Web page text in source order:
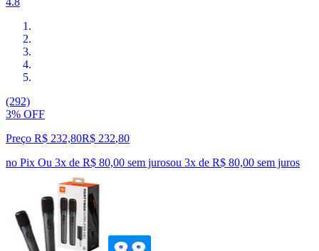
(292)
3% OFF
Preço R$ 232,80R$ 232,80
no Pix Ou 3x de R$ 80,00 sem jurosou 3x de R$ 80,00 sem juros